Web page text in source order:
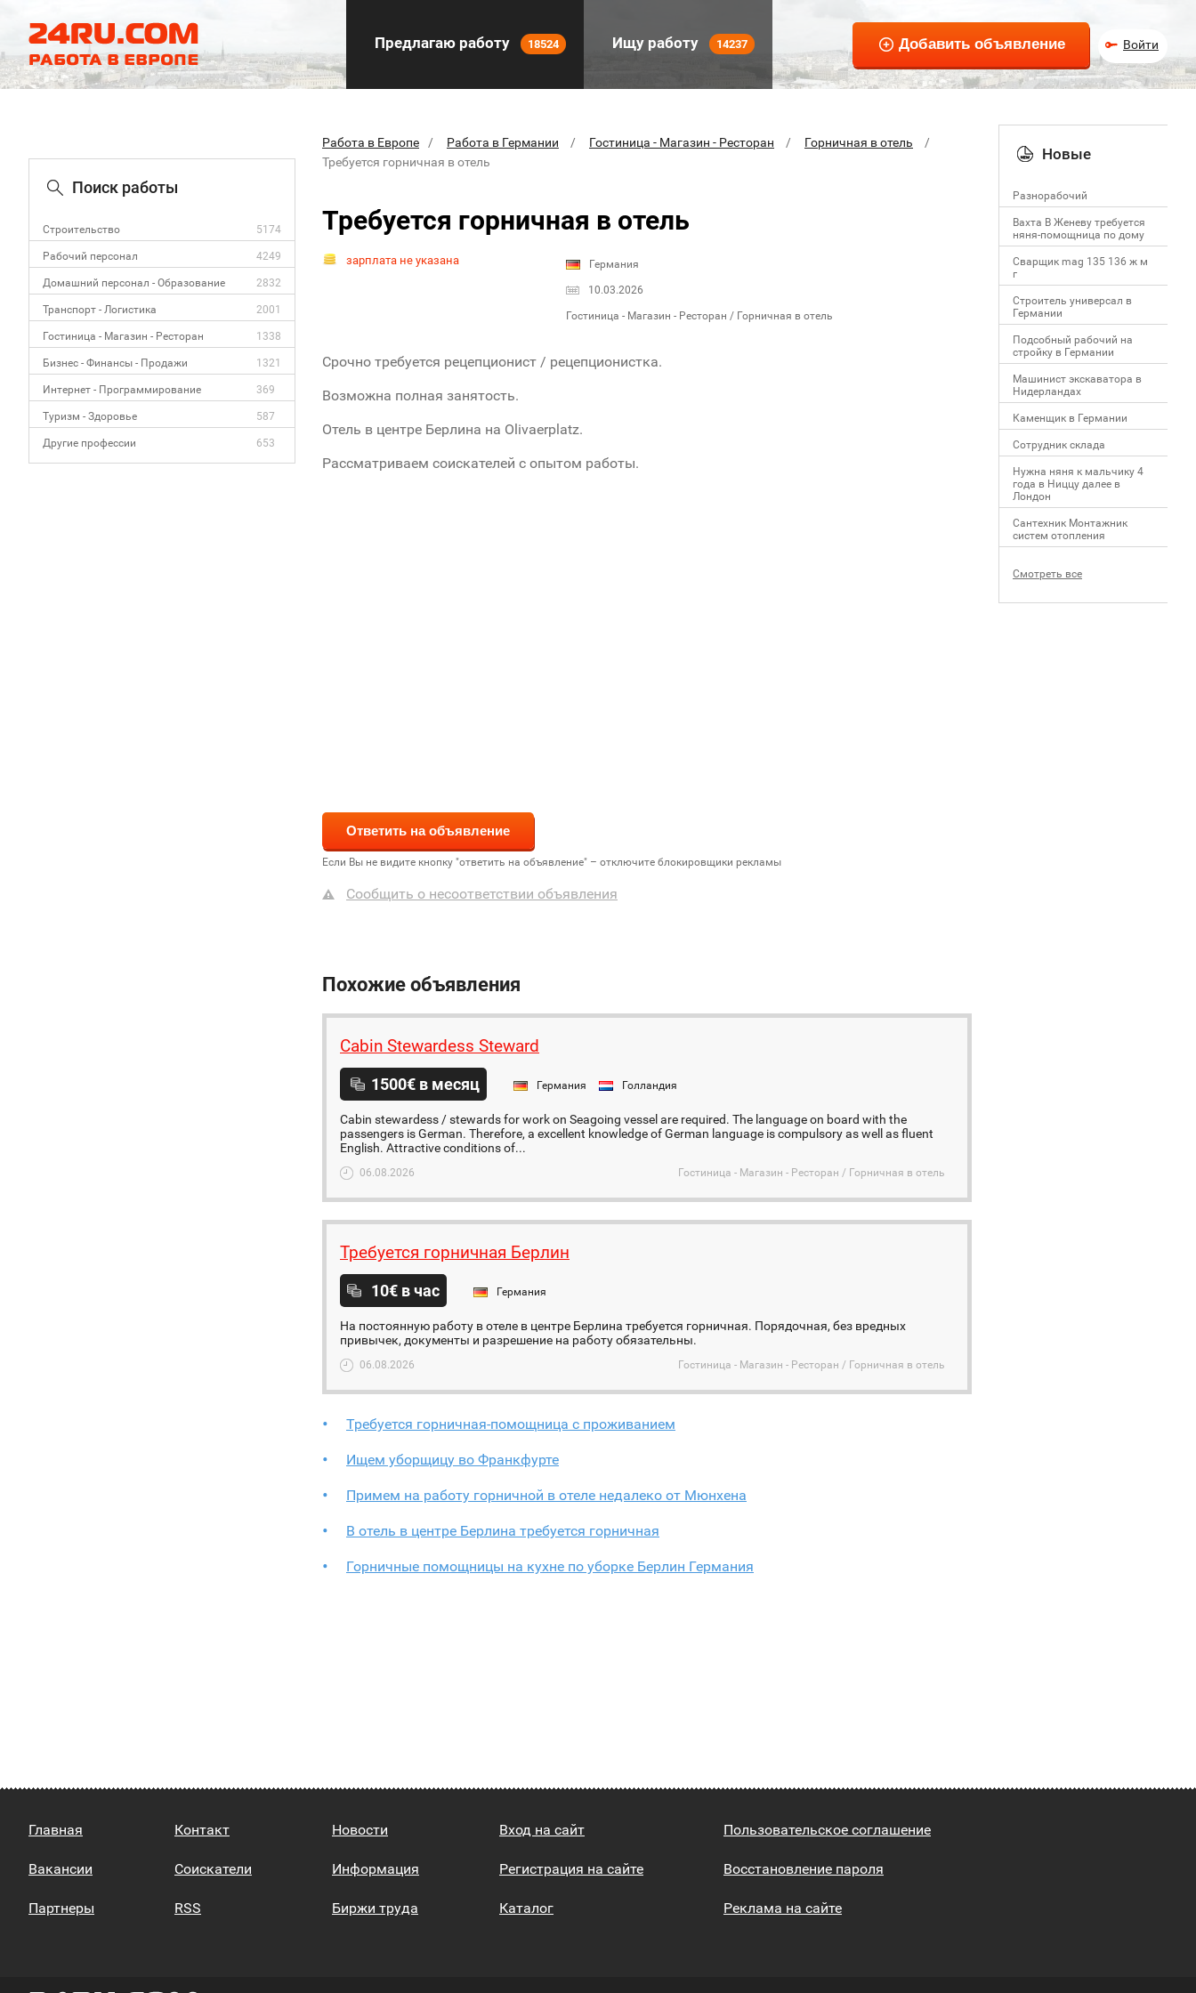
Предлагаю работу 18524 Ищу работу 14237 Войти
Поиск работы
Строительство 5174
Рабочий персонал 4249
Домашний персонал - Образование 2832
Транспорт - Логистика 2001
Гостиница - Магазин - Ресторан 1338
Бизнес - Финансы - Продажи 1321
Интернет - Программирование 369
Туризм - Здоровье 587
Другие профессии 653
Работа в Европе Работа в Германии Гостиница - Магазин - Ресторан
Горничная в отель
Требуется горничная в отель
Требуется горничная в отель
зарплата не указана Германия
10.03.2026
Гостиница - Магазин - Ресторан / Горничная в отель
Срочно требуется рецепционист / рецепционисткa.
Возможна полная занятость.
Oтель в центре Берлина на Olivaerplatz.
Рассматриваем соискателей c опытoм работы.
Если Вы не видите кнопку "ответить на объявление" – отключите блокировщики рекламы
Сообщить о несоответствии объявления
Похожие объявления
Cabin Stewardess Steward
1500€ в месяц Германия Голландия
Cabin stewardess / stewards for work on Seagoing vessel are required. The language on board with the
passengers is German. Therefore, a excellent knowledge of German language is compulsory as well as fluent
English. Attractive conditions of...
06.08.2026 Гостиница - Магазин - Ресторан / Горничная в отель
Требуется горничная Берлин
10€ в час Германия
На постоянную работу в отеле в центре Берлина требуется горничная. Порядочная, без вредных
привычек, документы и разрешение на работу обязательны.
06.08.2026 Гостиница - Магазин - Ресторан / Горничная в отель
Требуется горничная-помощница с проживанием
Ищем уборщицу во Франкфурте
Примем на работу горничной в отеле недалеко от Мюнхена
В отель в центре Берлина требуется горничная
Горничные помощницы на кухне по уборке Берлин Германия
Новые
Разнорабочий
Вахта В Женеву требуется
няня-помощница по дому
Сварщик mag 135 136 ж м
г
Строитель универсал в
Германии
Подсобный рабочий на
стройку в Германии
Машинист экскаватора в
Нидерландах
Каменщик в Германии
Сотрудник склада
Нужна няня к мальчику 4
года в Ниццу далее в
Лондон
Сантехник Монтажник
систем отопления
Смотреть все
Главная
Вакансии
Партнеры
Контакт
Соискатели
RSS
Новости
Информация
Биржи труда
Вход на сайт
Регистрация на сайте
Каталог
Пользовательское соглашение
Восстановление пароля
Реклама на сайте